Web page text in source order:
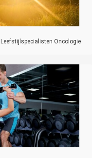
Oncologie